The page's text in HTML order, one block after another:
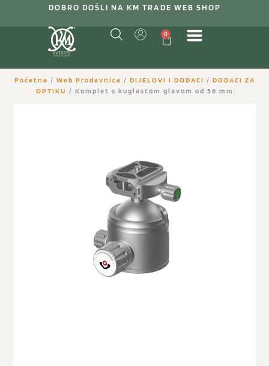
DOBRO DOŠLI NA KM TRADE WEB SHOP
0
Početna / Web Prodavnica / DIJELOVI I DODACI / DODACI ZA
OPTIKU / Komplet s kuglastom glavom od 56 mm